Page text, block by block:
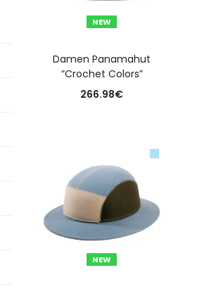
NEW
Damen Panamahut
“Crochet Colors”
266.98€
NEW